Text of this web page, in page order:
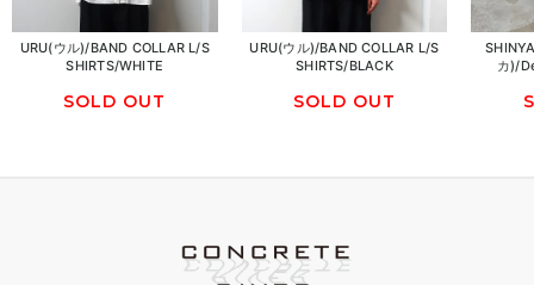
URU(ウル)/BAND COLLAR L/S
SHIRTS/WHITE
SOLD OUT
URU(ウル)/BAND COLLAR L/S
SHIRTS/BLACK
SOLD OUT
カ)/